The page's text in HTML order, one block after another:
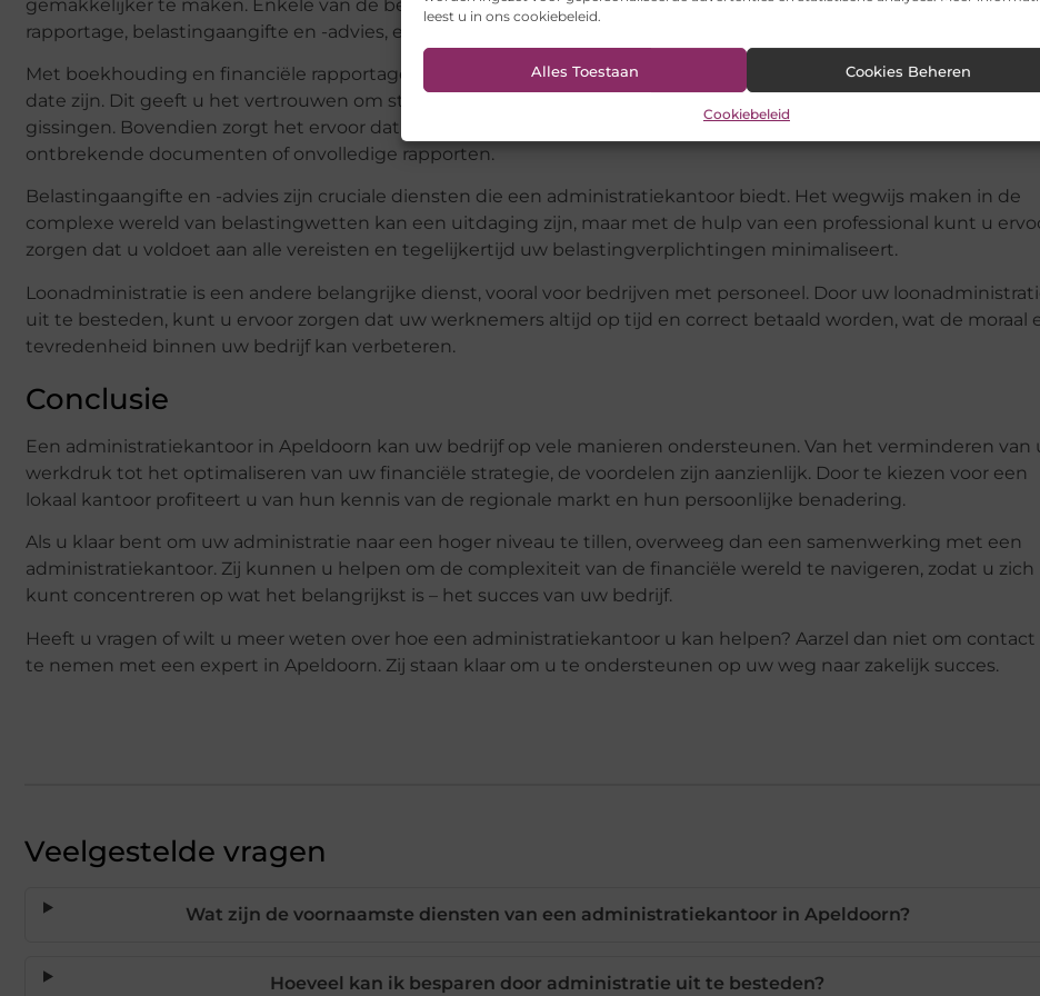
leest u in ons cookiebeleid.
Alles Toestaan Cookies Beheren
Cookiebeleid
gemakkelijker te maken. Enkele van de belangrijkste diensten die ze aanbieden zijn boekhouding en financiële
rapportage, belastingaangifte en -advies, en loonadministratie.
Met boekhouding en financiële rapportage kunt u erop vertrouwen dat uw financiële gegevens accuraat en up-to-
date zijn. Dit geeft u het vertrouwen om strategische beslissingen te nemen op basis van feiten, in plaats van
gissingen. Bovendien zorgt het ervoor dat u altijd klaar bent voor belastingseizoen, zonder de last-minute stress
ontbrekende documenten of onvolledige rapporten.
Belastingaangifte en -advies zijn cruciale diensten die een administratiekantoor biedt. Het wegwijs maken in de
complexe wereld van belastingwetten kan een uitdaging zijn, maar met de hulp van een professional kunt u
zorgen dat u voldoet aan alle vereisten en tegelijkertijd uw belastingverplichtingen minimaliseert.
Loonadministratie is een andere belangrijke dienst, vooral voor bedrijven met personeel. Door uw
uit te besteden, kunt u ervoor zorgen dat uw werknemers altijd op tijd en correct betaald worden, wat de moraal
tevredenheid binnen uw bedrijf kan verbeteren.
Conclusie
Een administratiekantoor in Apeldoorn kan uw bedrijf op vele manieren ondersteunen. Van het verminderen van
werkdruk tot het optimaliseren van uw financiële strategie, de voordelen zijn aanzienlijk. Door te kiezen voor een
lokaal kantoor profiteert u van hun kennis van de regionale markt en hun persoonlijke benadering.
Als u klaar bent om uw administratie naar een hoger niveau te tillen, overweeg dan een samenwerking met een
administratiekantoor. Zij kunnen u helpen om de complexiteit van de financiële wereld te navigeren, zodat u zich
kunt concentreren op wat het belangrijkst is – het succes van uw bedrijf.
Heeft u vragen of wilt u meer weten over hoe een administratiekantoor u kan helpen? Aarzel dan niet om contact
te nemen met een expert in Apeldoorn. Zij staan klaar om u te ondersteunen op uw weg naar zakelijk succes.
Veelgestelde vragen
Wat zijn de voornaamste diensten van een administratiekantoor in Apeldoorn?
Hoeveel kan ik besparen door administratie uit te besteden?